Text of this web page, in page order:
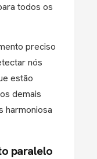
todos os
preciso
nós
estão
demais
harmoniosa
paralelo